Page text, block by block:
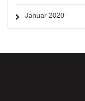
Januar 2020